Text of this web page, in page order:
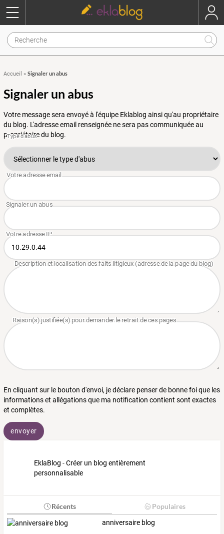
Accueil » Signaler un abus
Signaler un abus
Votre message sera envoyé à l'équipe Eklablog ainsi qu'au propriétaire
du blog. L'adresse email renseignée ne sera pas communiquée au
propriétaire du blog.
En cliquant sur le bouton d'envoi, je déclare penser de bonne foi que les
informations et allégations que ma notification contient sont exactes
et complètes.
envoyer
EklaBlog - Créer un blog entièrement
personnalisable
Récents Populaires
anniversaire blog